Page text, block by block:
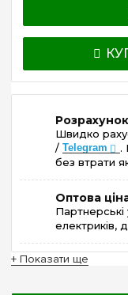
Швидко
/ Telegram
.
без втрати
Оптова
електриків,
+ Показати ще